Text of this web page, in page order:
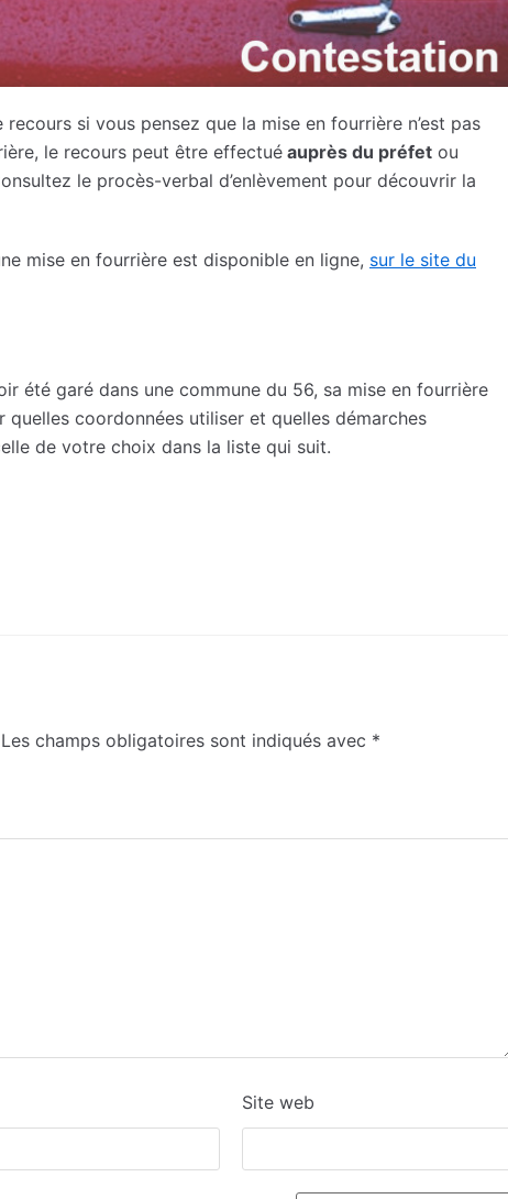
si vous pensez que la mise en fourrière n’est pas
le recours peut être effectué auprès du préfet ou
le procès-verbal d’enlèvement pour découvrir la
mise en fourrière est disponible en ligne, sur le site du
été garé dans une commune du 56, sa mise en fourrière
coordonnées utiliser et quelles démarches
de votre choix dans la liste qui suit.
Les champs obligatoires sont indiqués avec *
Site web